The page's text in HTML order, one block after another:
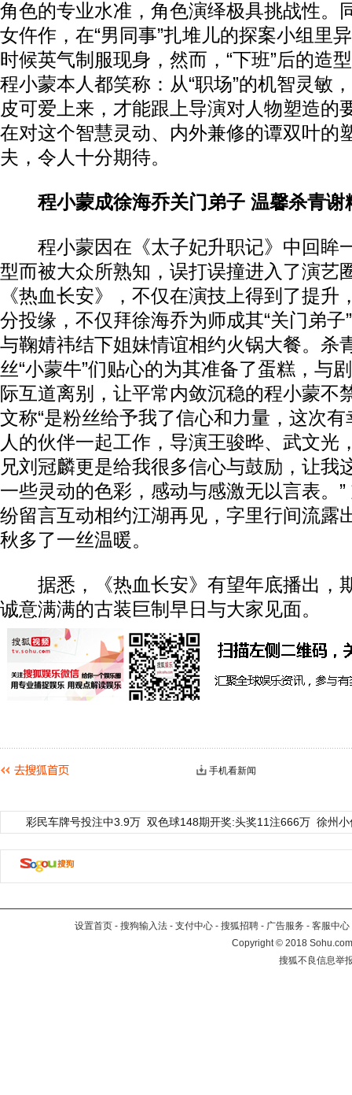
角色的专业水准，角色演绎极具挑战性。
女仵作，在“男同事”扎堆儿的探案小组里
时候英气制服现身，然而，“下班”后的造
程小蒙本人都笑称：从“职场”的机智灵敏
皮可爱上来，才能跟上导演对人物塑造的
在对这个智慧灵动、内外兼修的谭双叶的
夫，令人十分期待。
程小蒙成徐海乔关门弟子 温馨杀青谢
程小蒙因在《太子妃升职记》中回眸
型而被大众所熟知，误打误撞进入了演艺
《热血长安》，不仅在演技上得到了提升
分投缘，不仅拜徐海乔为师成其“关门弟子
与鞠婧祎结下姐妹情谊相约火锅大餐。杀
丝“小蒙牛”们贴心的为其准备了蛋糕，与
际互道离别，让平常内敛沉稳的程小蒙不
文称“是粉丝给予我了信心和力量，这次
人的伙伴一起工作，导演王骏晔、武文光
兄刘冠麟更是给我很多信心与鼓励，让我
一些灵动的色彩，感动与感激无以言表。
纷留言互动相约江湖再见，字里行间流露
秋多了一丝温暖。
据悉，《热血长安》有望年底播出，
诚意满满的古装巨制早日与大家见面。
手机看新闻
彩民车牌号投注中3.9万 双色球148期开奖:头奖11注666万 徐州
设置首页 - 搜狗输入法 - 支付中心 - 搜狐招聘 - 广告服务 - 客服中心
Copyright©2018
搜狐不良信息举